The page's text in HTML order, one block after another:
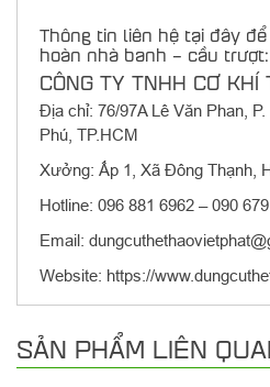
Thông tin liên hệ tại đây
hoàn nhà banh – cầu trượt:
CÔNG TY TNHH CƠ KHÍ
Địa chỉ: 76/97A Lê Văn Phan,
Phú, TP.HCM
Xưởng: Ấp 1, Xã Đông Thạnh,
Hotline: 096 881 6962 – 090
Email:
Website: https://
SẢN PHẨM LIÊN